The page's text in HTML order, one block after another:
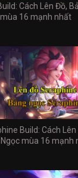
Cách Lên Đồ,
mùa 16 mạnh nhất
Build: Cách Lên
Ngọc mùa 16 mạnh